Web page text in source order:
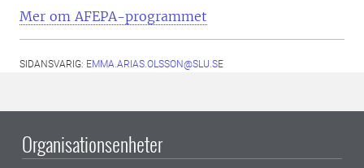
Mer om AFEPA-programmet
SIDANSVARIG: EMMA.ARIAS.OLSSON@SLU.SE
Organisationsenheter